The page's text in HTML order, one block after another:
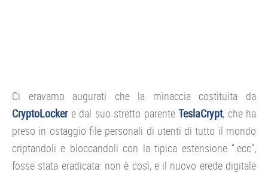
Ci eravamo augurati che la minaccia costituita da
CryptoLockere dal suo stretto parente TeslaCrypt, che ha
preso in ostaggio file personali di utenti di tutto il mondo
criptandoli e bloccandoli con la tipica estensione “.ecc”,
fosse stata eradicata: non è così, e il nuovo erede digitale